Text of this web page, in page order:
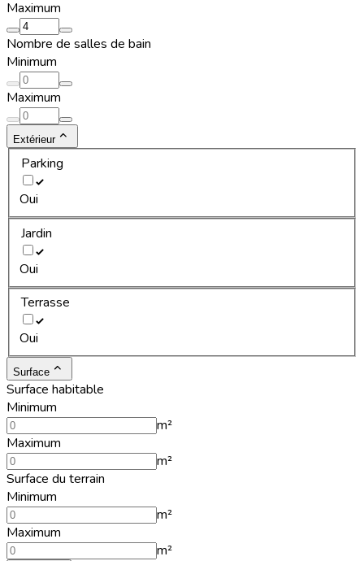
Maximum
Nombre de salles de bain
Minimum
Maximum
Extérieur
Parking
Oui
Jardin
Oui
Terrasse
Oui
Surface
Surface habitable
Minimum
m²
Maximum
m²
Surface du terrain
Minimum
m²
Maximum
m²